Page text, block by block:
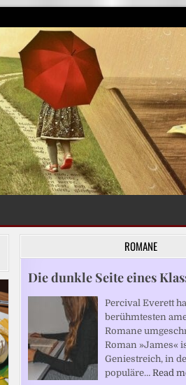
ROMANE
Die dunkle Seite eines
Percival Everett
berühmtesten
Romane
Roman »James«
Geniestreich, in
populäre… Read